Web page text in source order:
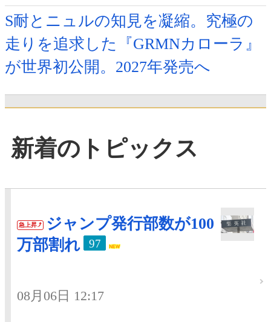
S耐とニュルの知見を凝縮。究極の
走りを追求した『GRMNカローラ』
が世界初公開。2027年発売へ
新着のトピックス
急上昇
ジャンプ発行部数が100
万部割れ
97
08月06日 12:17